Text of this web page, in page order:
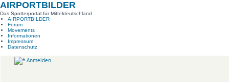
AIRPORTBILDER
Das Spotterportal für Mitteldeutschland
AIRPORTBILDER
Forum
Movements
Informationen
Impressum
Datenschutz
Anmelden